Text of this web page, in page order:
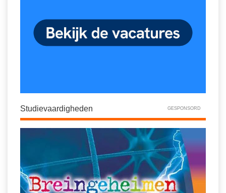
Studievaardigheden GESPONSORD